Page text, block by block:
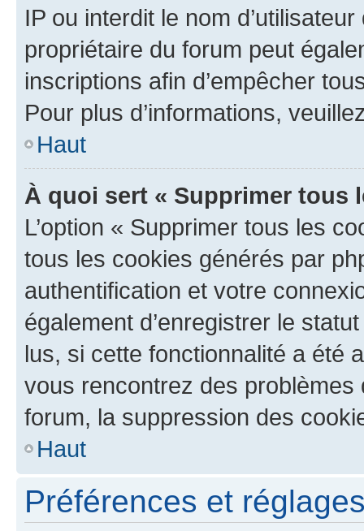
IP ou interdit le nom
propriétaire du forum peut
inscriptions afin d’empêcher
Pour plus d’informations,
Haut
À quoi sert « Supprimer tous
L’option « Supprimer tous les
tous les cookies générés par
authentification et votre
également d’enregistrer le
lus, si cette fonctionnalité a été
vous rencontrez des
forum, la suppression des
Haut
Préférences et